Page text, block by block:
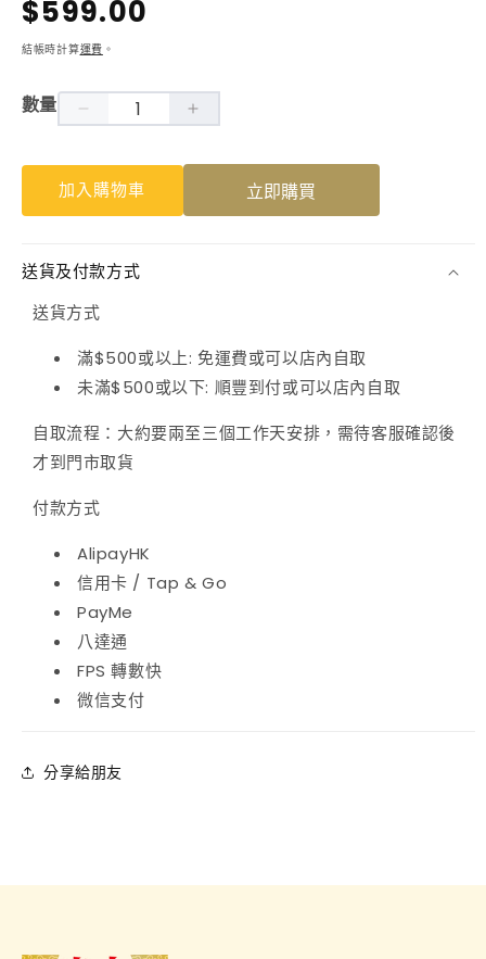
開
多
體
檔
定
價
$599.00
結帳時計算運費 。
數量
馬
騰
富
禮
盒
量
少
馬
騰
量
加
加入購物車 立即購買
送貨及付款方式
送貨方式
滿$500或以上: 免運費或可以店內自取
未滿$500或以下: 順豐到付或可以店內自取
自取流程：大約要兩至三個工作天安排，需待客服確認後
才到門市取貨
付款方式
AlipayHK
信用卡 / Tap & Go
PayMe
八達通
FPS 轉數快
微信支付
分享給朋友